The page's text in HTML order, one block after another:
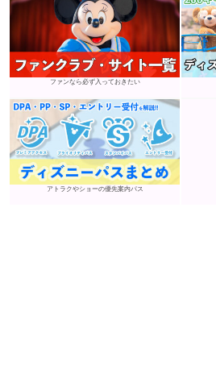
ファンなら必ず入っておきたい
アトラクやショーの優先案内パス